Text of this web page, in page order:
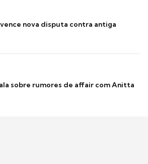
nova disputa contra antiga
sobre rumores de affair com Anitta